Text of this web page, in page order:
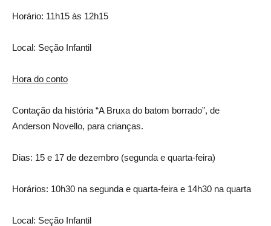
Horário: 11h15 às 12h15
Local: Seção Infantil
Hora do conto
Contação da história “A Bruxa do batom borrado”, de
Anderson Novello, para crianças.
Dias: 15 e 17 de dezembro (segunda e quarta-feira)
Horários: 10h30 na segunda e quarta-feira e 14h30 na quarta
Local: Seção Infantil